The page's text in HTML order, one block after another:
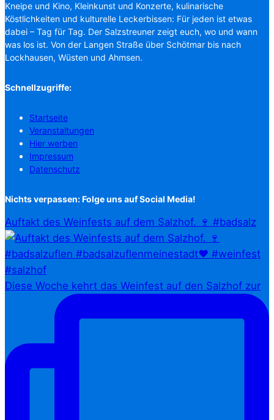
Kneipe und Kino, Kleinkunst und Konzerte, kulinarische
Köstlichkeiten und kulturelle Leckerbissen: Für jeden ist etwas
dabei – Tag für Tag. Der Salzstreuner zeigt euch, wo und wann
was los ist. Von der Langen Straße über Schötmar bis nach
Lockhausen, Wüsten und Ahmsen.
Schnellzugriffe:
Startseite
Veranstaltungen
Hier werben
Impressum
Datenschutz
Nichts verpassen: Folge uns auf Social Media!
Auftakt des Weinfests auf dem Salzhof. 🍷 #badsalz
Diese Woche kehrt das Weinfest auf den Salzhof zur